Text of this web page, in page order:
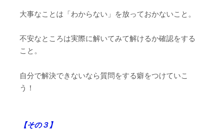
大事なことは「わからない」を放っておかないこと。
不安なところは実際に解いてみて解けるか確認をする
こと。
自分で解決できないなら質問をする癖をつけていこ
う！
【その３】